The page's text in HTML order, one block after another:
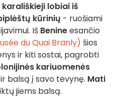
karališkieji lobiai iš
kūrinių - ruošiami
Iš Benineesančio
du Quai Branly) šios
ir kiti sostai, pagrobti
kariuomenės
balsą į savo tėvynę. Mati
jiems balsą.